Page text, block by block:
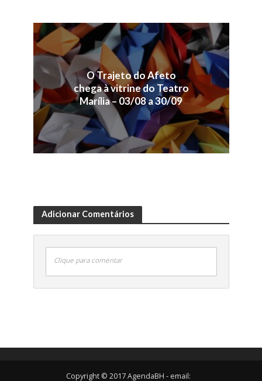
O Trajeto do Afeto
chega à vitrine do Teatro
Marília – 03/08 a 30/09
Adicionar Comentários
Clique para comentar
Copyright © 2017 AgendaBH - email: